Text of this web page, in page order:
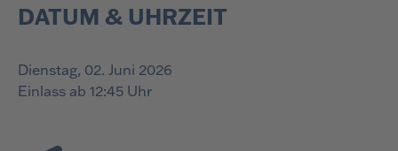
DATUM & UHRZEIT
Dienstag, 02. Juni 2026
Einlass ab 12:45 Uhr